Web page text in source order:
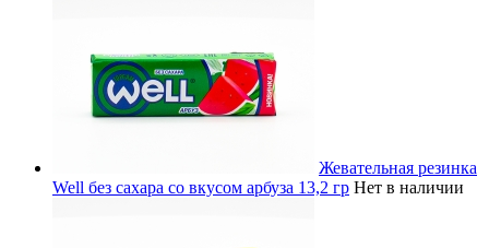
Жевательная резинка
Well без сахара со вкусом арбуза 13,2 гр Нет в наличии